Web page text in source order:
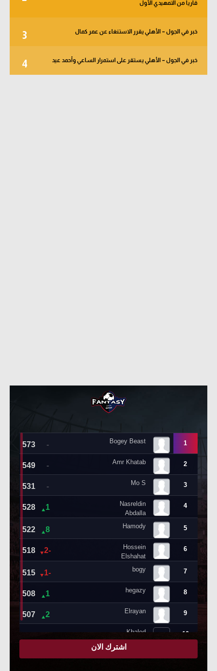
قاريا من التمهيدي الأول
3 خبر في الجول – الأهلي يقرر الاستنغاء عن عمر كمال
4 خبر في الجول – الأهلي يستقر على استمرار الساعي وأحمد عيد